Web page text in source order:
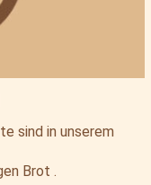
sind in unserem
Brot .